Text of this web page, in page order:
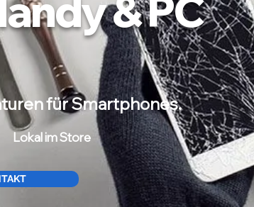
& PC
für Smartphones.
Lokal im Store